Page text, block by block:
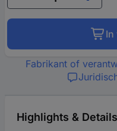
In
Fabrikant of
Highlights & Details